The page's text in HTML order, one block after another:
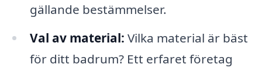
gällande bestämmelser.
Val av material: Vilka material är bäst
för ditt badrum? Ett erfaret företag